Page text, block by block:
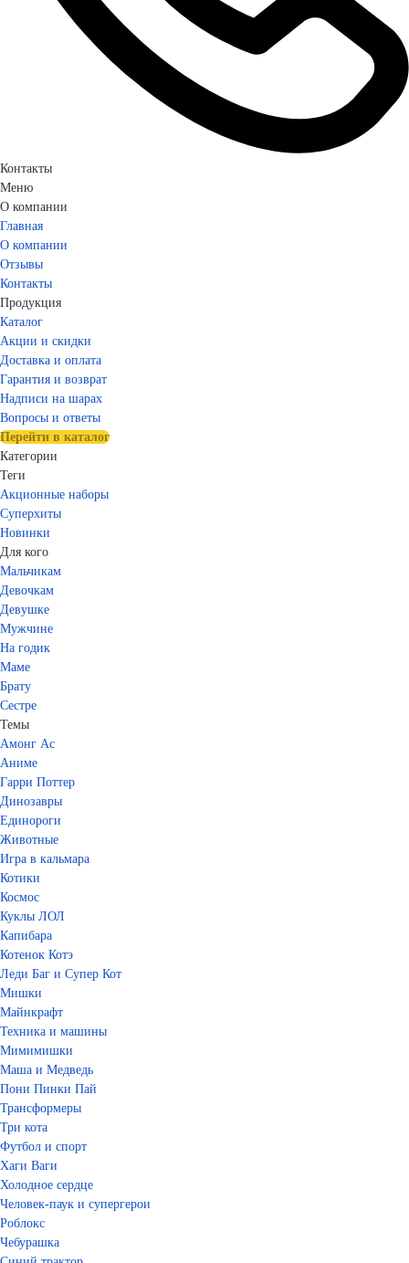
Контакты
Меню
О компании
Главная
О компании
Отзывы
Контакты
Продукция
Каталог
Акции и скидки
Доставка и оплата
Гарантия и возврат
Надписи на шарах
Вопросы и ответы
Перейти в каталог
Категории
Теги
Акционные наборы
Суперхиты
Новинки
Для кого
Мальчикам
Девочкам
Девушке
Мужчине
На годик
Маме
Брату
Сестре
Темы
Амонг Ас
Аниме
Гарри Поттер
Динозавры
Единороги
Животные
Игра в кальмара
Котики
Космос
Куклы ЛОЛ
Капибара
Котенок Котэ
Леди Баг и Супер Кот
Мишки
Майнкрафт
Техника и машины
Мимимишки
Маша и Медведь
Пони Пинки Пай
Трансформеры
Три кота
Футбол и спорт
Хаги Ваги
Холодное сердце
Человек-паук и супергерои
Роблокс
Чебурашка